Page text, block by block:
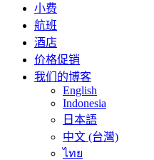
小费
航班
酒店
价格促销
我们的博客
English
Indonesia
日本語
中文 (台灣)
ไทย